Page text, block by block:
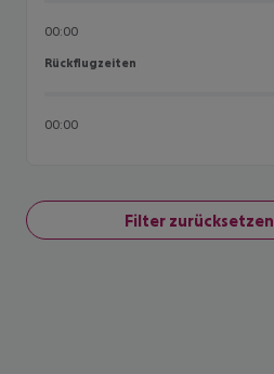
00:00
Rückflugzeiten
Rückflugzeiten
00:00
Filter zurücksetzen